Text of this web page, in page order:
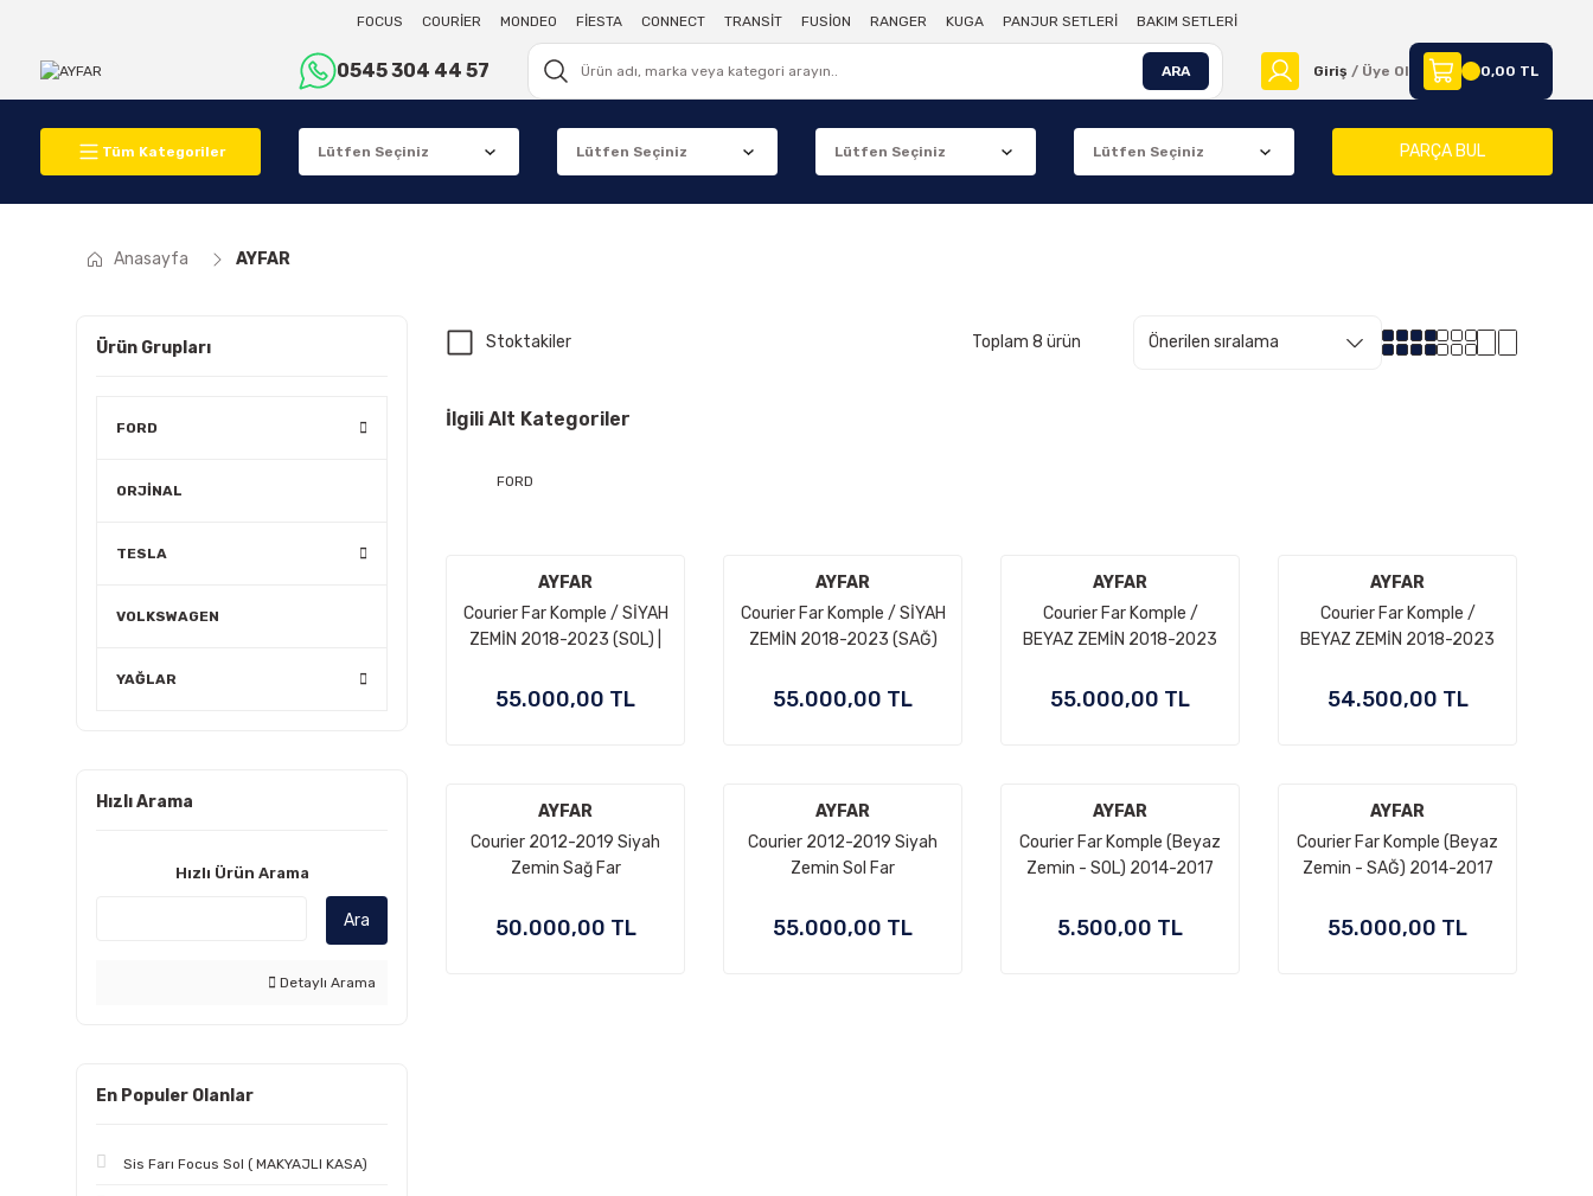
FOCUS COURİER MONDEO FİESTA CONNECT TRANSİT FUSİON RANGER KUGA PANJUR SETLERİ BAKIM SETLERİ
0545 304 44 57 ARA Giriş / Üye Ol 0,00 TL
Tüm Kategoriler PARÇA BUL
Anasayfa AYFAR
Ürün Grupları
FORD
ORJİNAL
TESLA
VOLKSWAGEN
YAĞLAR
Hızlı Arama
Hızlı Ürün Arama
Ara
Detaylı Arama
En Populer Olanlar
Sis Farı Focus Sol ( MAKYAJLI KASA)
Stoktakiler Toplam 8 ürün
İlgili Alt Kategoriler
FORD
AYFAR
Courier Far Komple / SİYAH
ZEMİN 2018-2023 (SOL) |
55.000,00 TL
AYFAR
Courier Far Komple / SİYAH
ZEMİN 2018-2023 (SAĞ)
55.000,00 TL
AYFAR
Courier Far Komple /
BEYAZ ZEMİN 2018-2023
55.000,00 TL
AYFAR
Courier Far Komple /
BEYAZ ZEMİN 2018-2023
54.500,00 TL
AYFAR
Courier 2012-2019 Siyah
Zemin Sağ Far
50.000,00 TL
AYFAR
Courier 2012-2019 Siyah
Zemin Sol Far
55.000,00 TL
AYFAR
Courier Far Komple (Beyaz
Zemin - SOL) 2014-2017
5.500,00 TL
AYFAR
Courier Far Komple (Beyaz
Zemin - SAĞ) 2014-2017
55.000,00 TL